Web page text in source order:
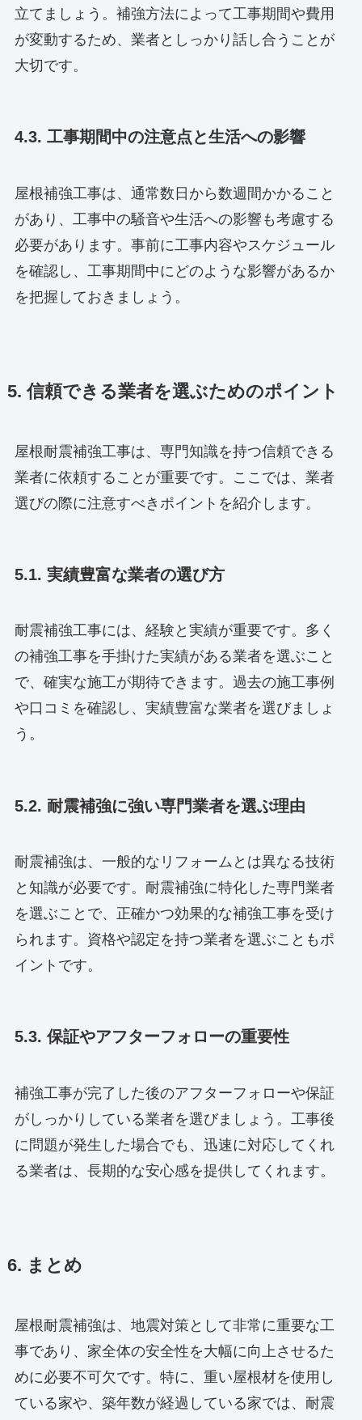
立てましょう。補強方法によって工事期間や費用
が変動するため、業者としっかり話し合うことが
大切です。
4.3. 工事期間中の注意点と生活への影響
屋根補強工事は、通常数日から数週間かかること
があり、工事中の騒音や生活への影響も考慮する
必要があります。事前に工事内容やスケジュール
を確認し、工事期間中にどのような影響があるか
を把握しておきましょう。
5. 信頼できる業者を選ぶためのポイント
屋根耐震補強工事は、専門知識を持つ信頼できる
業者に依頼することが重要です。ここでは、業者
選びの際に注意すべきポイントを紹介します。
5.1. 実績豊富な業者の選び方
耐震補強工事には、経験と実績が重要です。多く
の補強工事を手掛けた実績がある業者を選ぶこと
で、確実な施工が期待できます。過去の施工事例
や口コミを確認し、実績豊富な業者を選びましょ
う。
5.2. 耐震補強に強い専門業者を選ぶ理由
耐震補強は、一般的なリフォームとは異なる技術
と知識が必要です。耐震補強に特化した専門業者
を選ぶことで、正確かつ効果的な補強工事を受け
られます。資格や認定を持つ業者を選ぶこともポ
イントです。
5.3. 保証やアフターフォローの重要性
補強工事が完了した後のアフターフォローや保証
がしっかりしている業者を選びましょう。工事後
に問題が発生した場合でも、迅速に対応してくれ
る業者は、長期的な安心感を提供してくれます。
6. まとめ
屋根耐震補強は、地震対策として非常に重要な工
事であり、家全体の安全性を大幅に向上させるた
めに必要不可欠です。特に、重い屋根材を使用し
ている家や、築年数が経過している家では、耐震